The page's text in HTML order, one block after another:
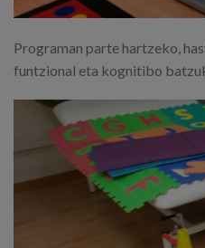
Programan parte hartzeko,
funtzional eta kognitibo